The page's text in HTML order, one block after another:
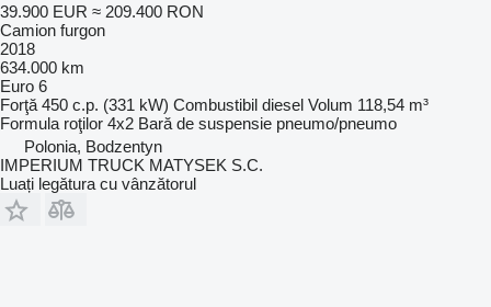
39.900 EUR ≈ 209.400 RON
Camion furgon
2018
634.000 km
Euro 6
Forţă 450 c.p. (331 kW) Combustibil diesel Volum 118,54 m³
Formula roţilor 4x2 Bară de suspensie pneumo/pneumo
Polonia, Bodzentyn
IMPERIUM TRUCK MATYSEK S.C.
Luați legătura cu vânzătorul